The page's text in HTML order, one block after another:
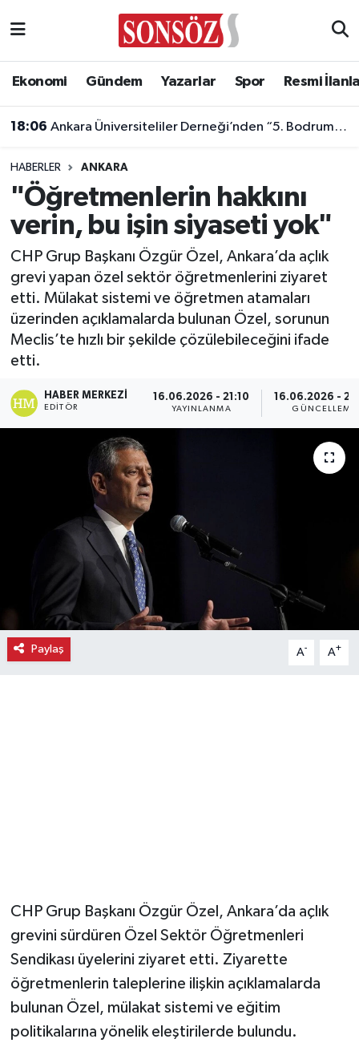
Ekonomi Gündem Yazarlar Spor Resmi
18:06 Ankara Üniversiteliler Derneği’nden “5. Bodrum Kahvaltılı Buluşması”
HABERLER ANKARA
"Öğretmenlerin hakkını
verin, bu işin siyaseti yok"
CHP Grup Başkanı Özgür Özel, Ankara’da açlık
grevi yapan özel sektör öğretmenlerini ziyaret
etti. Mülakat sistemi ve öğretmen atamaları
üzerinden açıklamalarda bulunan Özel, sorunun
Meclis’te hızlı bir şekilde çözülebileceğini ifade
etti.
HABER MERKEZI
EDITÖR
16.06.2026 - 21:10
YAYINLANMA
16.06.2026 -
GÜNCELLEME
Paylaş A- A+
CHP Grup Başkanı Özgür Özel, Ankara’da açlık
grevini sürdüren Özel Sektör Öğretmenleri
Sendikası üyelerini ziyaret etti. Ziyarette
öğretmenlerin taleplerine ilişkin açıklamalarda
bulunan Özel, mülakat sistemi ve eğitim
politikalarına yönelik eleştirilerde bulundu.
Asayiş
Biyografi
Çevre
Diğer
Dünya
Eğitim
Ekonomi
Eleman
Gündem
Haber
İlçe Haberleri
Siyaset
Sokak Hayvanlarını Sahiplendirme
Sonsöz Özel
Ankara Nöbetçi Eczaneler
Ankara Trafik Yoğunluk Haritası
Süper Lig Puan Durumu ve Fikstür
Tüm Manşetler
Son Dakika Haberleri
Haber Arşivi